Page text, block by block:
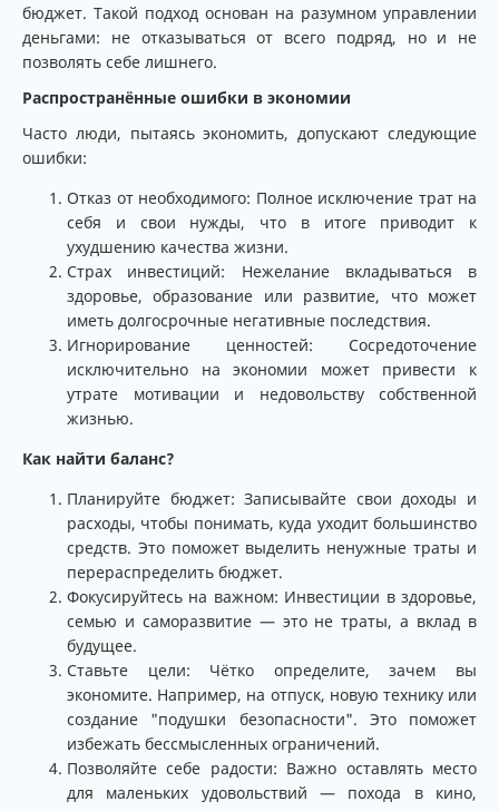
бюджет. Такой подход основан на разумном управлении
деньгами: не отказываться от всего подряд, но и не
позволять себе лишнего.
Распространённые ошибки в экономии
Часто люди, пытаясь экономить, допускают следующие
ошибки:
Отказ от необходимого: Полное исключение трат на
себя и свои нужды, что в итоге приводит к
ухудшению качества жизни.
Страх инвестиций: Нежелание вкладываться в
здоровье, образование или развитие, что может
иметь долгосрочные негативные последствия.
Игнорирование ценностей: Сосредоточение
исключительно на экономии может привести к
утрате мотивации и недовольству собственной
жизнью.
Как найти баланс?
Планируйте бюджет: Записывайте свои доходы и
расходы, чтобы понимать, куда уходит большинство
средств. Это поможет выделить ненужные траты и
перераспределить бюджет.
Фокусируйтесь на важном: Инвестиции в здоровье,
семью и саморазвитие — это не траты, а вклад в
будущее.
Ставьте цели: Чётко определите, зачем вы
экономите. Например, на отпуск, новую технику или
создание "подушки безопасности". Это поможет
избежать бессмысленных ограничений.
Позволяйте себе радости: Важно оставлять место
для маленьких удовольствий — похода в кино,